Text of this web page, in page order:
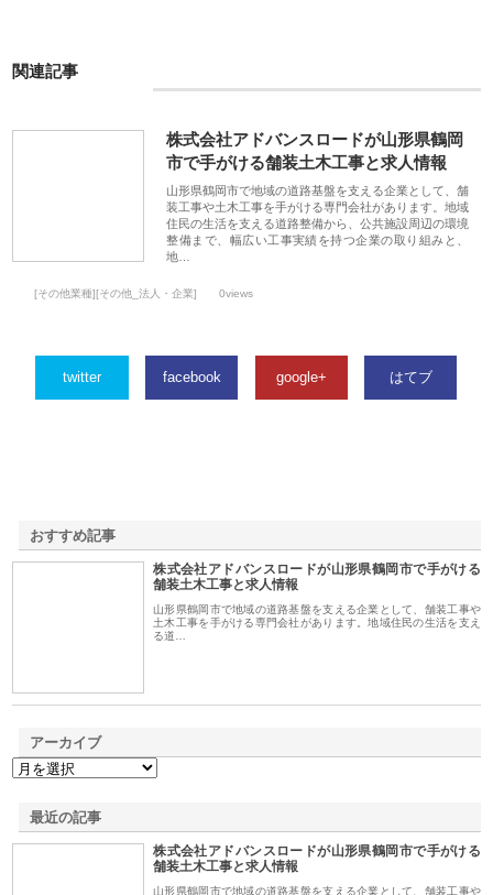
関連記事
株式会社アドバンスロードが山形県鶴岡
市で手がける舗装土木工事と求人情報
山形県鶴岡市で地域の道路基盤を支える企業として、舗
装工事や土木工事を手がける専門会社があります。地域
住民の生活を支える道路整備から、公共施設周辺の環境
整備まで、幅広い工事実績を持つ企業の取り組みと、
地…
[その他業種][その他_法人・企業] 0views
twitter facebook google+ はてブ
おすすめ記事
株式会社アドバンスロードが山形県鶴岡市で手がける
舗装土木工事と求人情報
山形県鶴岡市で地域の道路基盤を支える企業として、舗装工事や
土木工事を手がける専門会社があります。地域住民の生活を支え
る道…
アーカイブ
最近の記事
株式会社アドバンスロードが山形県鶴岡市で手がける
舗装土木工事と求人情報
山形県鶴岡市で地域の道路基盤を支える企業として、舗装工事や